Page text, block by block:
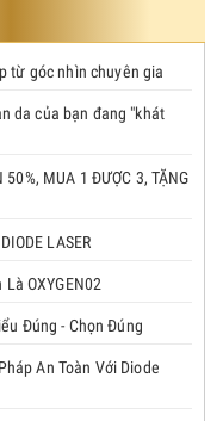
từ góc nhìn chuyên gia
da của bạn đang "khát
MUA 1 ĐƯỢC 3, TẶNG
LASER
OXYGEN02
Đúng - Chọn Đúng
An Toàn Với Diode